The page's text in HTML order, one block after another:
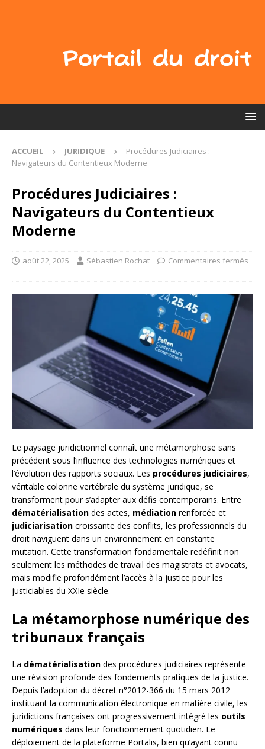
ACCUEIL JURIDIQUE
Procédures Judiciaires :
Navigateurs du Contentieux Moderne
Procédures Judiciaires :
Navigateurs du Contentieux
Moderne
août 22, 2025 Sébastien Rochat Commentaires fermés
Le paysage juridictionnel connaît une métamorphose sans
précédent sous l’influence des technologies numériques et
l’évolution des rapports sociaux. Les procédures judiciaires,
véritable colonne vertébrale du système juridique, se
transforment pour s’adapter aux défis contemporains. Entre
dématérialisation des actes, médiation renforcée et
judiciarisation croissante des conflits, les professionnels du
droit naviguent dans un environnement en constante
mutation. Cette transformation fondamentale redéfinit non
seulement les méthodes de travail des magistrats et avocats,
mais modifie profondément l’accès à la justice pour les
justiciables du XXIe siècle.
La métamorphose numérique des
tribunaux français
La dématérialisation des procédures judiciaires représente
une révision profonde des fondements pratiques de la justice.
Depuis l’adoption du décret n°2012-366 du 15 mars 2012
instituant la communication électronique en matière civile, les
juridictions françaises ont progressivement intégré les outils
numériques dans leur fonctionnement quotidien. Le
déploiement de la plateforme Portalis, bien qu’ayant connu